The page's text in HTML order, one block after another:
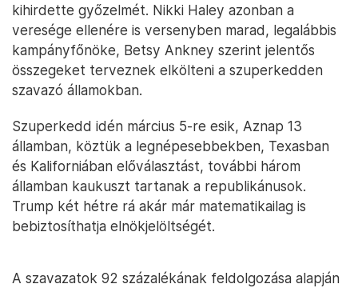
kihirdette győzelmét. Nikki Haley azonban a
veresége ellenére is versenyben marad, legalábbis
kampányfőnöke, Betsy Ankney szerint jelentős
összegeket terveznek elkölteni a szuperkedden
szavazó államokban.
Szuperkedd idén március 5-re esik, Aznap 13
államban, köztük a legnépesebbekben, Texasban
és Kaliforniában előválasztást, további három
államban kaukuszt tartanak a republikánusok.
Trump két hétre rá akár már matematikailag is
bebiztosíthatja elnökjelöltségét.
A szavazatok 92 százalékának feldolgozása alapján